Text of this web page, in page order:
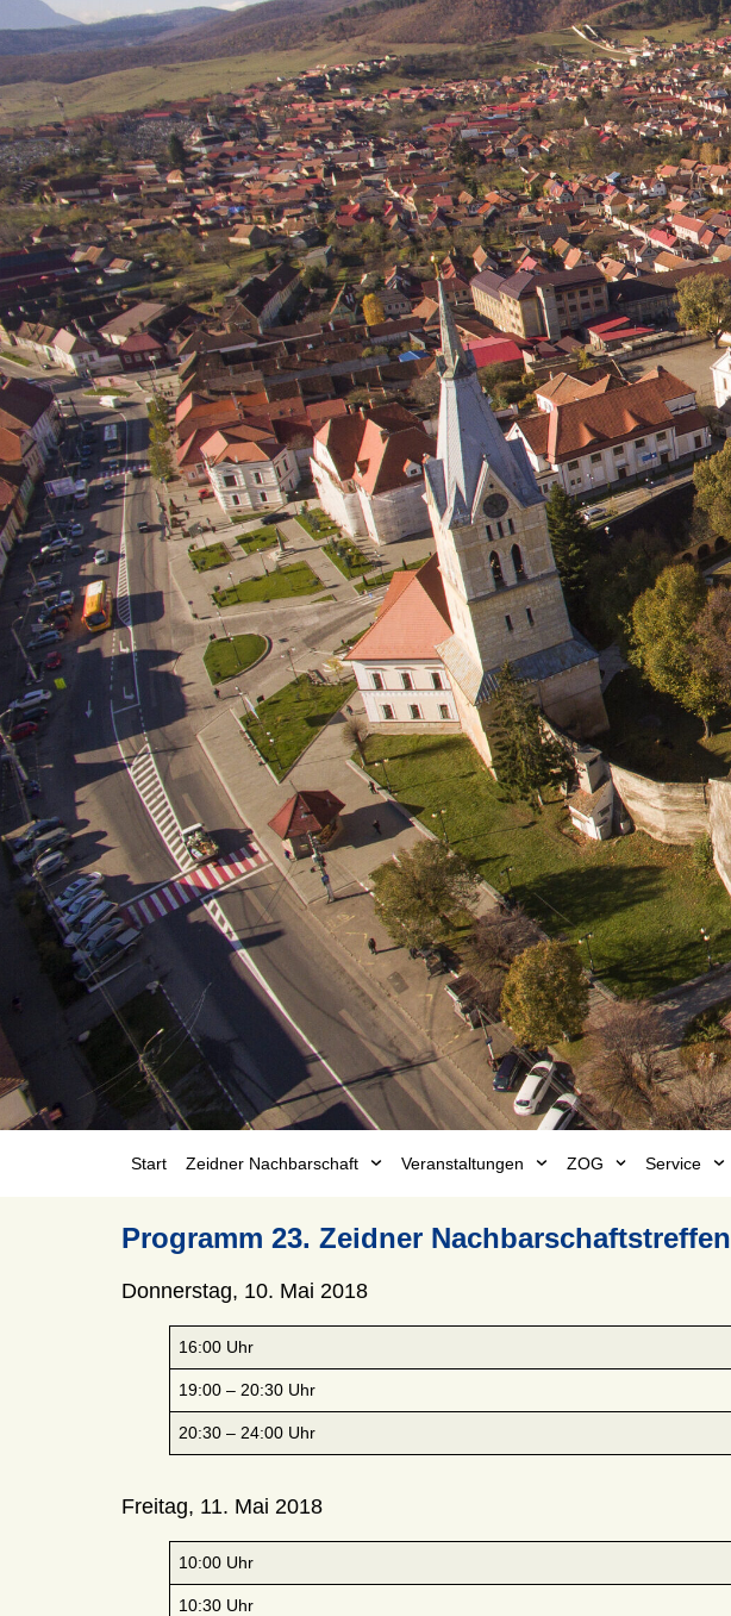
Start Zeidner Nachbarschaft Veranstaltungen ZOG Service
Programm 23. Zeidner Nachbarschaftstreffen
Donnerstag, 10. Mai 2018
16:00 Uhr
19:00 – 20:30 Uhr
20:30 – 24:00 Uhr
Freitag, 11. Mai 2018
10:00 Uhr
10:30 Uhr